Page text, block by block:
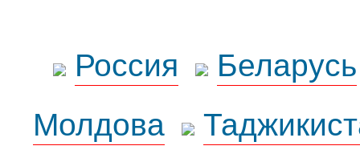
Россия
Беларусь
Молдова